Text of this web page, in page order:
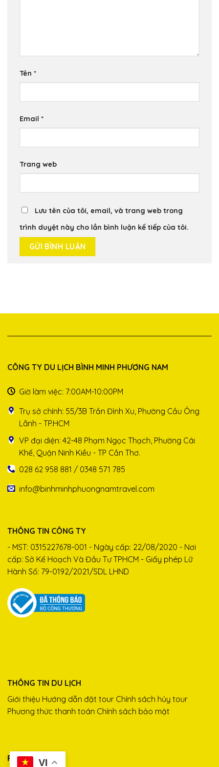
Tên *
Email *
Trang web
Lưu tên của tôi, email, và trang web trong
trình duyệt này cho lần bình luận kế tiếp của tôi.
CÔNG TY DU LỊCH BÌNH MINH PHƯƠNG NAM
Giờ làm việc: 7:00AM-10:00PM
Trụ sở chính: 55/3B Trần Đình Xu, Phường Cầu Ông
Lãnh - TP.HCM
VP đại diện: 42-48 Phạm Ngọc Thạch, Phường Cái
Khế, Quận Ninh Kiều - TP Cần Thơ.
028 62 958 881 / 0348 571 785
info@binhminhphuongnamtravel.com
THÔNG TIN CÔNG TY
- MST: 0315227678-001 - Ngày cấp: 22/08/2020 - Nơi
cấp: Sở Kế Hoạch Và Đầu Tư TPHCM - Giấy phép Lữ
Hành Số: 79-0192/2021/SDL LHND
THÔNG TIN DU LỊCH
Giới thiệu Hướng dẫn đặt tour Chính sách hủy tour
Phương thức thanh toán Chính sách bảo mật
FANPAGEVI